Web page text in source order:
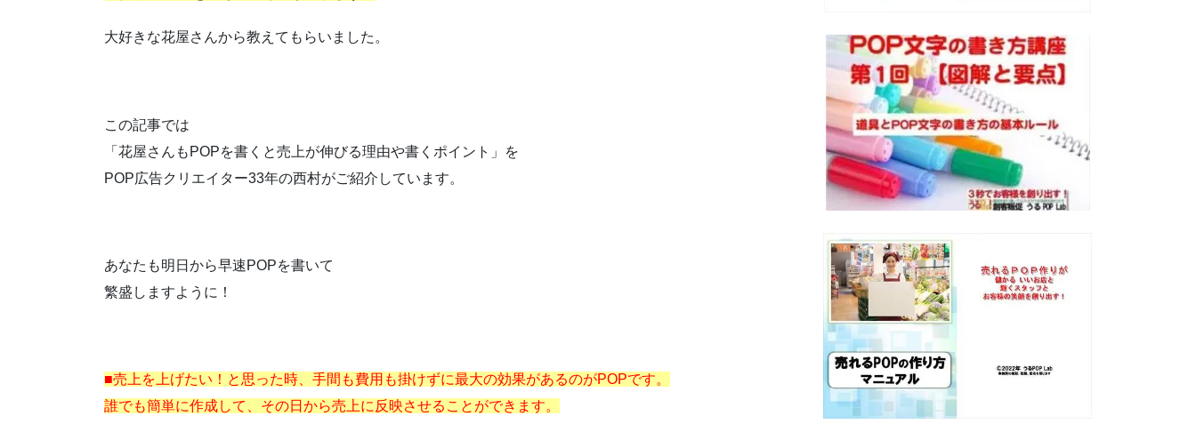
大好きな花屋さんから教えてもらいました。
この記事では
「花屋さんもPOPを書くと売上が伸びる理由や書くポイント」を
POP広告クリエイター33年の西村がご紹介しています。
あなたも明日から早速POPを書いて
繁盛しますように！
■売上を上げたい！と思った時、手間も費用も掛けずに最大の効果があるのがPOPです。
誰でも簡単に作成して、その日から売上に反映させることができます。